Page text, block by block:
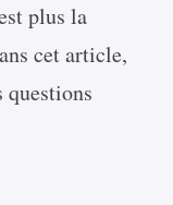
plus la
cet article,
questions